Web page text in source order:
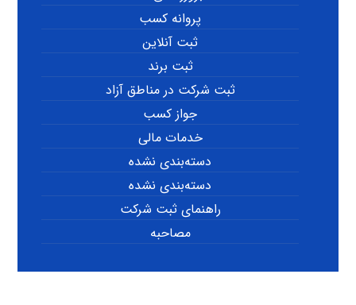
پروانه کسب
ثبت آنلاین
ثبت برند
ثبت شرکت در مناطق آزاد
جواز کسب
خدمات مالی
دسته‌بندی نشده
دسته‌بندی نشده
راهنمای ثبت شرکت
مصاحبه